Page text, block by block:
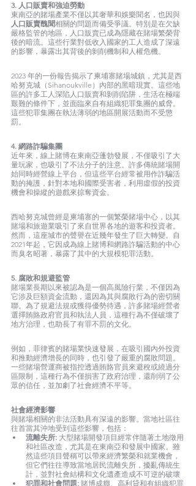
3. 人口販賣和強迫勞動
東南亞的賭場產業不僅以其奢華和娛樂聞名，也因與
人口販賣醜聞相關的問題而備受爭議。特別是在欠缺
嚴格監管的地區，人口販賣已成為隱藏在賭場繁榮背
後的暗流。這些行業對低收入國家的工人造成了深遠
的影響，暴露出其背後的剝削機制和人權危機。
2023 年的一份報告揭示了柬埔寨賭場城鎮，尤其是西
哈努克城（Sihanoukville）內部的黑暗現實。這些地
區的許多工人深陷人口販賣和剝削陷阱，生活在極端
艱難的條件下，並面臨來自有組織犯罪集團的威脅。
這些犯罪集團在執法薄弱的地區開展活動而不受懲
罰。
4. 網路詐騙集團
近年來，線上賭博在東南亞蓬勃發展，不僅吸引了大
量玩家，也吸引了不法分子的注意。許多傳統賭場開
始同時經營線上平台，但這些平台經常被用作詐騙活
動的掩護，針對本地和國際受害者，利用虛假的投資
機會和操縱的遊戲來掠奪資金。
西哈努克城曾經是柬埔寨的一個繁榮賭場中心，以其
賭場和旅遊業吸引了來自世界各地的遊客和投資者。
然而，這座城市的聲譽在近幾年發生了巨大轉變。自
2021年起，它因成為線上賭博和網路詐騙活動的中心
而臭名昭著，暴露了其中的大規模犯罪活動。
5. 腐敗和規避監管
賭場業長期以來被認為是一個高風險行業，不僅因為
它涉及巨額資金流動，還因為其與腐敗行為的密切關
聯。為了規避法規或獲得優勢待遇，許多賭場經營者
選擇賄賂政府官員和執法人員，這種行為不僅破壞了
地方治理，也助長了有罪不罰的文化。
例如，菲律賓的賭場業快速發展，在吸引國內外投資
和推動經濟增長的同時，也引發了嚴重的腐敗問題。
一些賭場營運商被指控透過賄賂官員來避稅或繞過分
區限制，這種行為不僅損害了政府治理，還削弱了公
眾的信任，並加劇了社會經濟不平等。
社會經濟影響
與賭場相關的非法活動具有深遠的影響。當地社區往
往首當其沖地受到這些影響，包括：
流離失所: 大型賭場開發項目經常伴隨著土地徵用
和社區改造，尤其是在東南亞和發展中國家。雖
然這些項目聲稱可以帶來經濟繁榮和就業機會，
但它們往往導致當地居民流離失所，擾亂傳統生
計，並對社會結構和文化遺產造成不可逆的破壞
犯罪和社會問題: 賭博成癮、高利貸和有組織犯罪